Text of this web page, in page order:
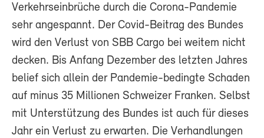
Verkehrseinbrüche durch die Corona-Pandemie
sehr angespannt. Der Covid-Beitrag des Bundes
wird den Verlust von SBB Cargo bei weitem nicht
decken. Bis Anfang Dezember des letzten Jahres
belief sich allein der Pandemie-bedingte Schaden
auf minus 35 Millionen Schweizer Franken. Selbst
mit Unterstützung des Bundes ist auch für dieses
Jahr ein Verlust zu erwarten. Die Verhandlungen